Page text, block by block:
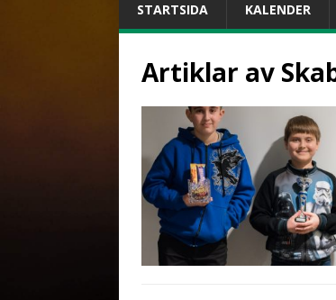
STARTSIDA KALENDER
Artiklar av